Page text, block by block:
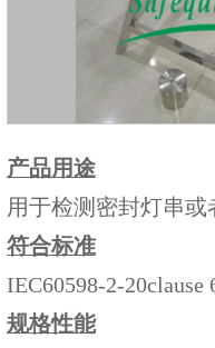
产品用途
用于检测密封灯串
符合标准
IEC60598-2-20clause
规格性能